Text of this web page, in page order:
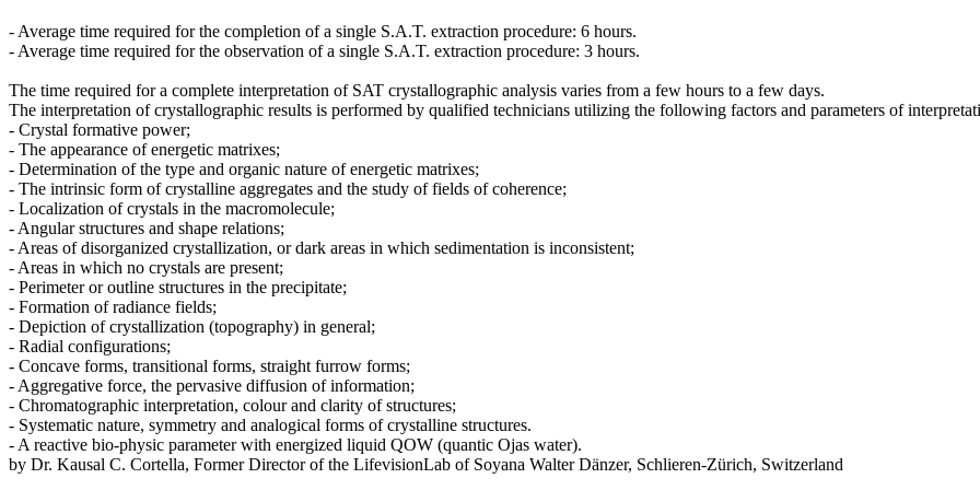
- Average time required for the completion of a single S.A.T. extraction procedure: 6 hours.
- Average time required for the observation of a single S.A.T. extraction procedure: 3 hours.
The time required for a complete interpretation of SAT crystallographic analysis varies from a few hours to a few days.
The interpretation of crystallographic results is performed by qualified technicians utilizing the following factors and parameters of
- Crystal formative power;
- The appearance of energetic matrixes;
- Determination of the type and organic nature of energetic matrixes;
- The intrinsic form of crystalline aggregates and the study of fields of coherence;
- Localization of crystals in the macromolecule;
- Angular structures and shape relations;
- Areas of disorganized crystallization, or dark areas in which sedimentation is inconsistent;
- Areas in which no crystals are present;
- Perimeter or outline structures in the precipitate;
- Formation of radiance fields;
- Depiction of crystallization (topography) in general;
- Radial configurations;
- Concave forms, transitional forms, straight furrow forms;
- Aggregative force, the pervasive diffusion of information;
- Chromatographic interpretation, colour and clarity of structures;
- Systematic nature, symmetry and analogical forms of crystalline structures.
- A reactive bio-physic parameter with energized liquid QOW (quantic Ojas water).
by Dr. Kausal C. Cortella, Former Director of the LifevisionLab of Soyana Walter Dänzer, Schlieren-Zürich, Switzerland